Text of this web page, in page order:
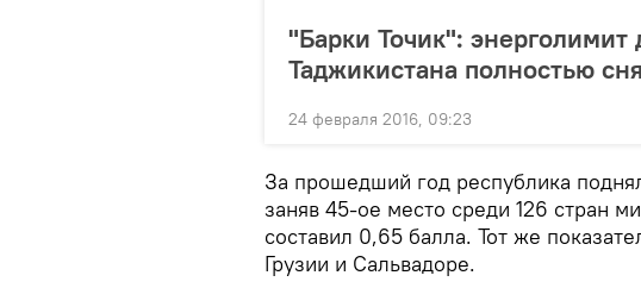
"Барки Точик": энерголимит
Таджикистана полностью
24 февраля 2016, 09:23
За прошедший год республика
заняв 45-ое место среди 126 стран
составил 0,65 балла. Тот же
Грузии и Сальвадоре.